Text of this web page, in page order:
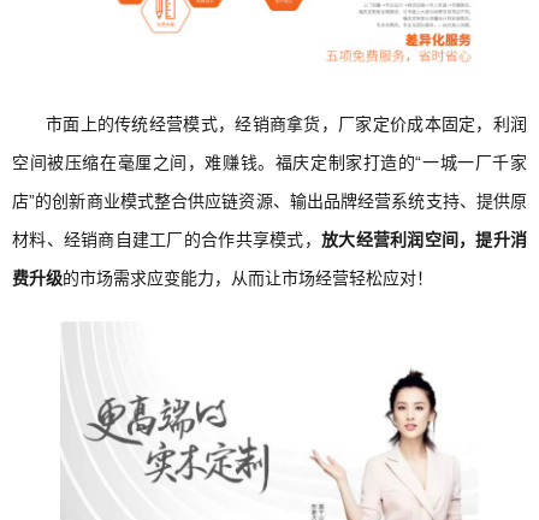
市面上的传统经营模式，经销商拿货，厂家定价成本固定，利润
空间被压缩在毫厘之间，难赚钱。福庆定制家打造的“一城一厂千家
店”的创新商业模式整合供应链资源、输出品牌经营系统支持、提供原
材料、经销商自建工厂的合作共享模式， 放大经营利润空间，提升消
费升级的市场需求应变能力，从而让市场经营轻松应对！